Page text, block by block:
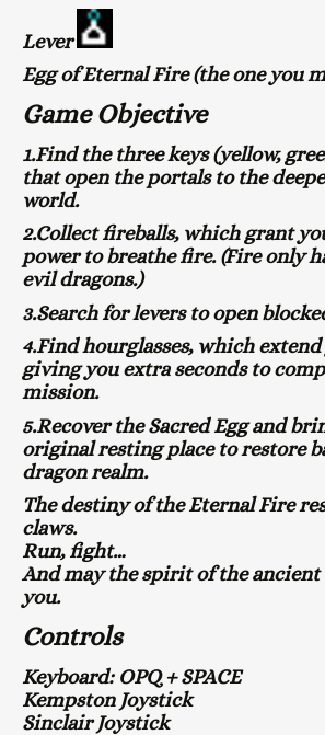
Lever
Egg of Eternal Fire (the one you
Game Objective
1.Find the three keys (yellow,
that open the portals to the
world.
2.Collect fireballs, which grant
power to breathe fire. (Fire only
evil dragons.)
3.Search for levers to open
4.Find hourglasses, which
giving you extra seconds to
mission.
5.Recover the Sacred Egg and
original resting place to restore
dragon realm.
The destiny of the Eternal Fire
claws.
Run, fight…
And may the spirit of the ancient
you.
Controls
Keyboard: OPQ + SPACE
Kempston Joystick
Sinclair Joystick